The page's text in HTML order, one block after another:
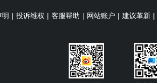
| 投诉维权 | 客服帮助 | 网站账户 | 建议革新 |